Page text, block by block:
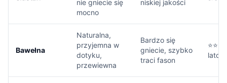
nie gniecie się
mocno
niskiej jakości
Bawełna
Naturalna,
przyjemna w
dotyku,
przewiewna
Bardzo się
gniecie, szybko
traci fason
lato i